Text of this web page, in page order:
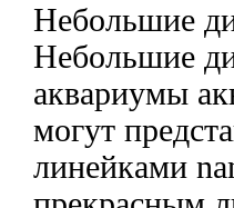
Небольшие
Небольшие
аквариумы
могут
линейками